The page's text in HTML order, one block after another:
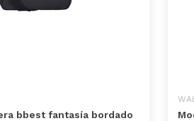
bbest fantasía bordado